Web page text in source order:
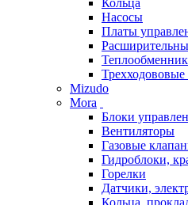
Кольца
Насосы
Платы
Mizudo
Mora
Блоки
Вентиляторы
Газовые
Гидроблоки,
Горелки
Датчики,